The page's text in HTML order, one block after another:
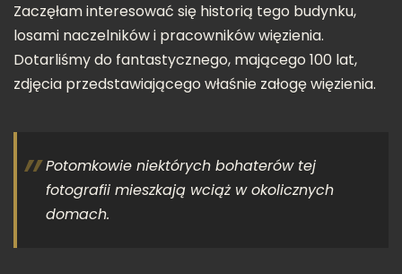
Zaczęłam interesować się historią tego budynku,
losami naczelników i pracowników więzienia.
Dotarliśmy do fantastycznego, mającego 100 lat,
zdjęcia przedstawiającego właśnie załogę więzienia.
Potomkowie niektórych bohaterów tej
fotografii mieszkają wciąż w okolicznych
domach.